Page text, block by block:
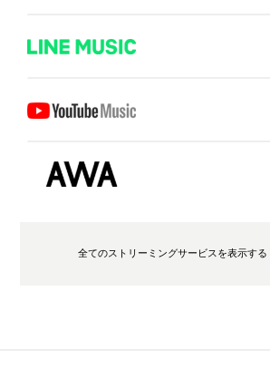
全てのストリーミングサービスを表示する